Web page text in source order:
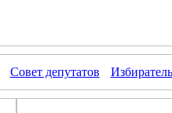
Совет депутатов